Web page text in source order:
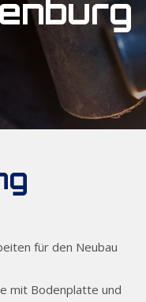
für den Neubau
mit Bodenplatte und